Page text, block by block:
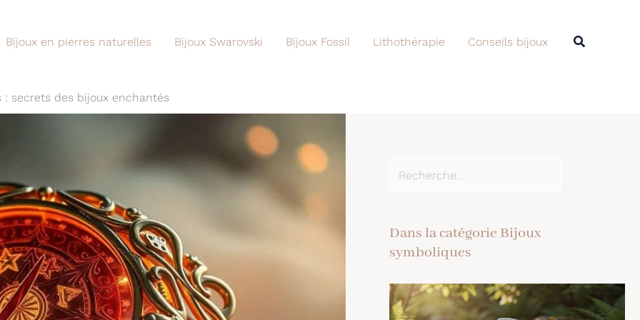
Bijoux en pierres naturelles Bijoux Swarovski Bijoux Fossil Lithothérapie Conseils bijoux
: secrets des bijoux enchantés
Dans la catégorie Bijoux
symboliques